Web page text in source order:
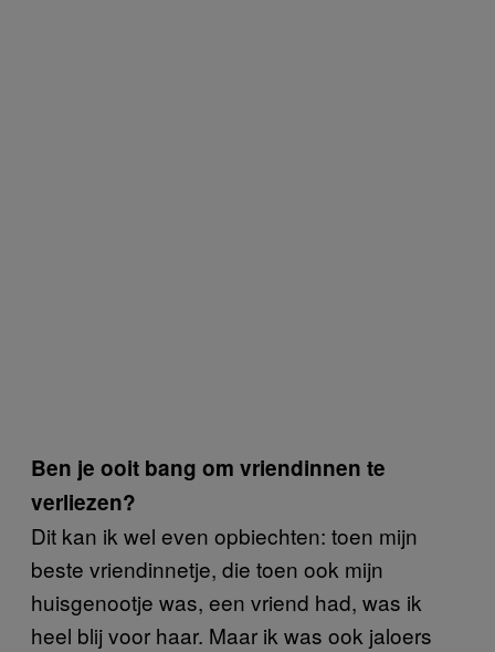
Ben je ooit bang om vriendinnen te
verliezen?
Dit kan ik wel even opbiechten: toen mijn
beste vriendinnetje, die toen ook mijn
huisgenootje was, een vriend had, was ik
heel blij voor haar. Maar ik was ook jaloers